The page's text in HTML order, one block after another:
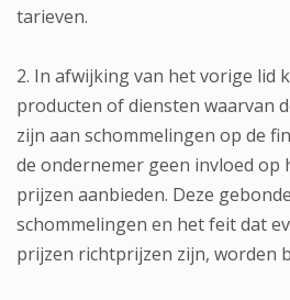
tarieven.
2. In afwijking van het vorige lid
producten of diensten waarvan
zijn aan schommelingen op de
de ondernemer geen invloed op
prijzen aanbieden. Deze
schommelingen en het feit dat
prijzen richtprijzen zijn, worden